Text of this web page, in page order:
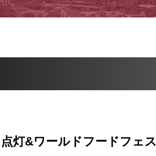
灯&ワールドフードフェス